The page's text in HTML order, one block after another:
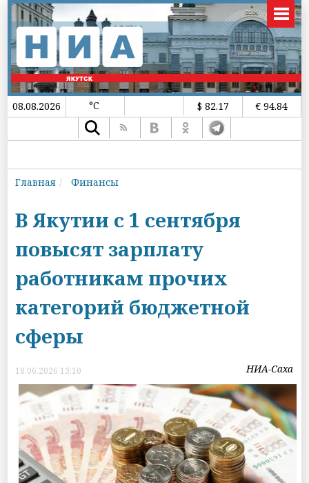
08.08.2026 °C $ 82.17 € 94.84
Главная Финансы
В Якутии с 1 сентября
повысят зарплату
работникам прочих
категорий бюджетной
сферы
18.06.2026 13:10 НИА-Саха